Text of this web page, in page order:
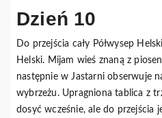
Dzień 10
Do przejścia cały Półwysep
Helski. Mijam wieś znaną z
następnie w Jastarni obserwuje
wybrzeżu. Upragniona tablica z
dosyć wcześnie, ale do przejścia